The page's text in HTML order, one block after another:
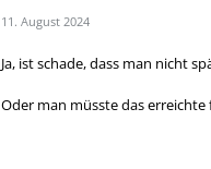
11. August 2024
Ja, ist schade, dass man nicht
Oder man müsste das